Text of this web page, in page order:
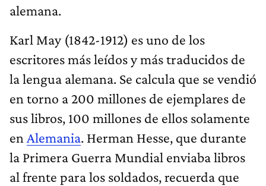
alemana.
Karl May (1842-1912) es uno de los
escritores más leídos y más traducidos de
la lengua alemana. Se calcula que se vendió
en torno a 200 millones de ejemplares de
sus libros, 100 millones de ellos solamente
en Alemania. Herman Hesse, que durante
la Primera Guerra Mundial enviaba libros
al frente para los soldados, recuerda que